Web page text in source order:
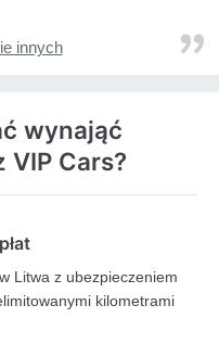
innych
wynająć
Cars?
Litwa z ubezpieczeniem
kilometrami